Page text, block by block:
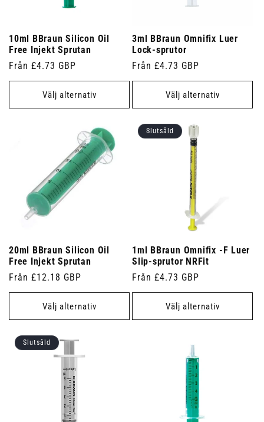
10ml BBraun Silicon Oil
Free Injekt Sprutan
Ordinarie
pris
Från £4.73 GBP
Välj alternativ
3ml BBraun Omnifix Luer
Lock-sprutor
Ordinarie
pris
Från £4.73 GBP
Välj alternativ
20ml BBraun Silicon Oil
Free Injekt Sprutan
Ordinarie
pris
Från £12.18 GBP
Välj alternativ
Slutsåld
1ml BBraun Omnifix -F Luer
Slip-sprutor NRFit
Ordinarie
pris
Från £4.73 GBP
Välj alternativ
Slutsåld